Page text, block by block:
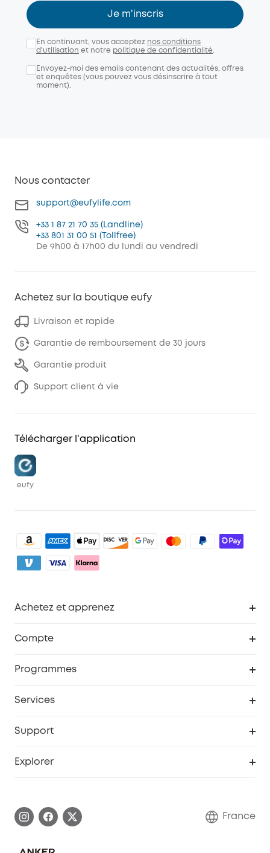
Je m'inscris
En continuant, vous acceptez nos conditions
d'utilisation et notre politique de confidentialité.
Envoyez-moi des emails contenant des actualités, offres
et enquêtes (vous pouvez vous désinscrire à tout
moment).
Nous contacter
support@eufylife.com
+33 1 87 21 70 35 (Landline)
+33 801 31 00 51 (Tollfree)
De 9h00 à 17h00 du lundi au vendredi
Achetez sur la boutique eufy
Livraison et rapide
Garantie de remboursement de 30 jours
Garantie produit
Support client à vie
Télécharger l'application
eufy
Achetez et apprenez
Compte
Programmes
Services
Support
Explorer
Communauté eufy Security
France